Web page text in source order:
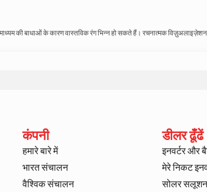
की बाधाओं के कारण वास्तविक रंग भिन्न हो सकते हैं। रचनात्मक
कंपनी
हमारे बारे में
भारत संचालन
वैश्विक संचालन
डीलर ढूँढें
इनवर्टर और
मेरे निकट
सोलर